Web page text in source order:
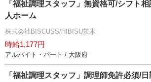
「福祉調理スタッフ」無資格可/シフト
人ホーム
株式会社BISCUSS/HIBISU茨木
時給1,177円
アルバイト・パート / 大阪府
「福祉調理スタッフ」調理師免許必須/